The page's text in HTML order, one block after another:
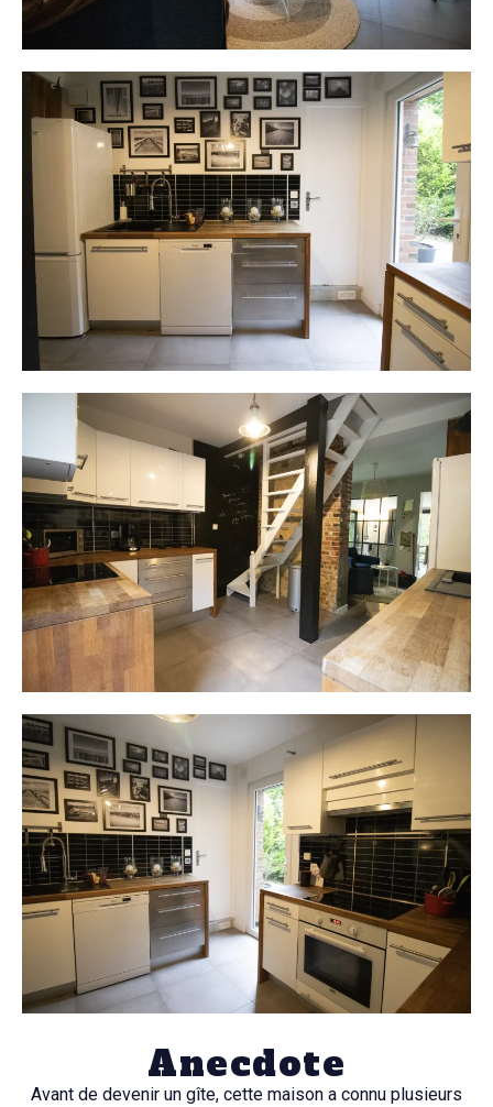
Anecdote
Avant de devenir un gîte, cette maison a connu plusieurs